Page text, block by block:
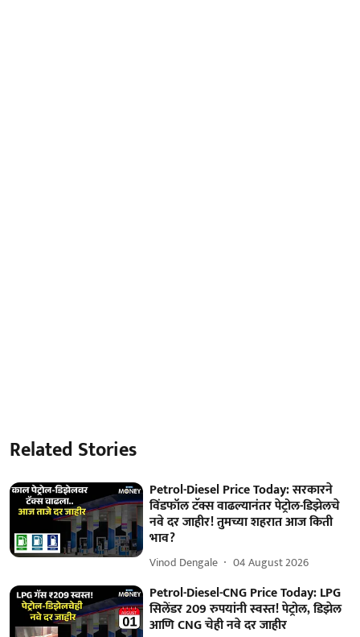
Related Stories
Petrol-Diesel Price Today: सरकारने
विंडफॉल टॅक्स वाढल्यानंतर पेट्रोल-डिझेलचे
नवे दर जाहीर! तुमच्या शहरात आज किती
भाव?
Vinod Dengale 04 August 2026
Petrol-Diesel-CNG Price Today: LPG
सिलेंडर 209 रुपयांनी स्वस्त! पेट्रोल, डिझेल
आणि CNG चेही नवे दर जाहीर